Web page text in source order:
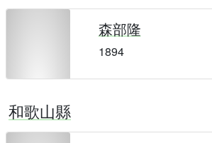
森部隆
1894
和歌山縣